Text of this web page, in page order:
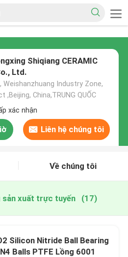
Shiqiang CERAMIC
Ltd.
Weishanzhuang Industry Zone,
,Beijing, China,TRUNG QUỐC
xác nhận
Liên hệ chúng tôi
Về chúng tôi
sản xuất trực tuyến (17)
Silicon Nitride Ball Bearing
Balls PTFE Lồng 6001